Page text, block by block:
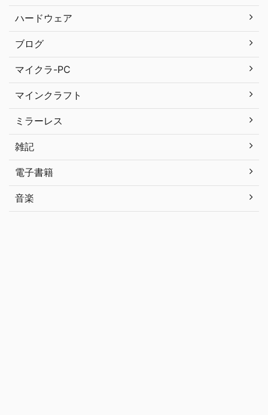
ハードウェア
ブログ
マイクラ-PC
マインクラフト
ミラーレス
雑記
電子書籍
音楽